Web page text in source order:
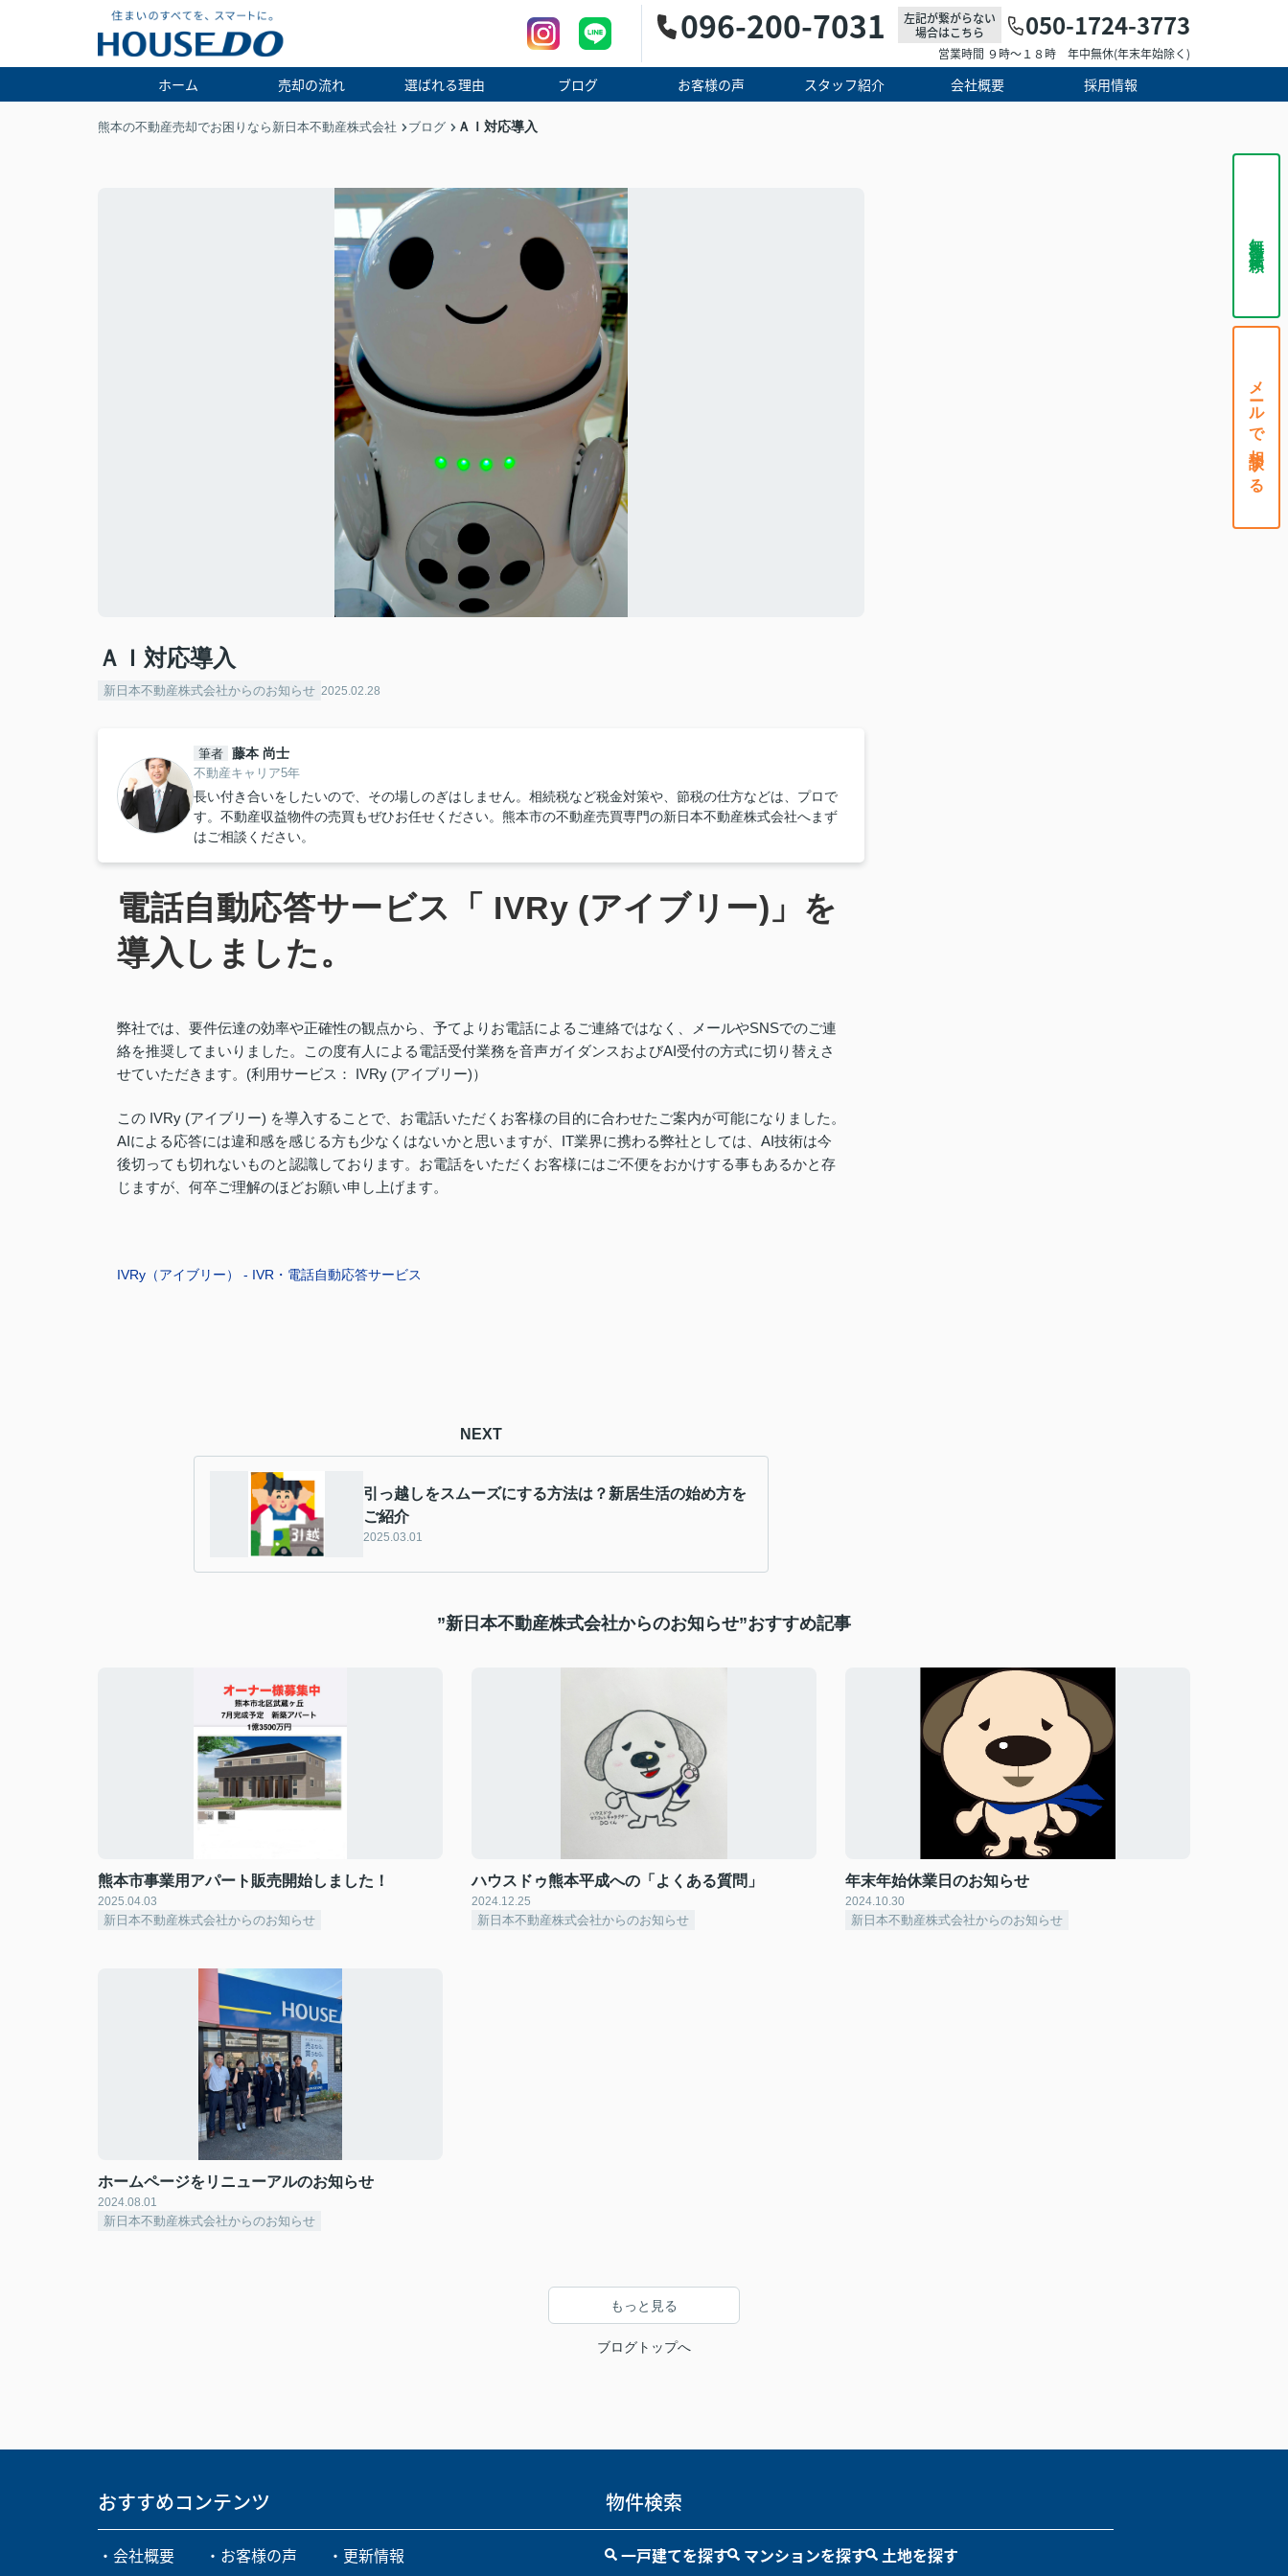
096-200-7031
左記が繋がらない
場合はこちら
050-1724-3773
営業時間 ９時～１８時 年中無休(年末年始除く)
ホーム 売却の流れ 選ばれる理由 ブログ お客様の声 スタッフ紹介 会社概要 採用情報
無料査定依頼
メールで相談する
熊本の不動産売却でお困りなら新日本不動産株式会社 ブログ ＡＩ対応導入
ＡＩ対応導入
新日本不動産株式会社からのお知らせ 2025.02.28
筆者 藤本 尚士
不動産キャリア5年
長い付き合いをしたいので、その場しのぎはしません。相続税など税金対策や、節税の仕方などは、プロで
す。不動産収益物件の売買もぜひお任せください。熊本市の不動産売買専門の新日本不動産株式会社へまず
はご相談ください。
電話自動応答サービス「 IVRy (アイブリー)」を
導入しました。
弊社では、要件伝達の効率や正確性の観点から、予てよりお電話によるご連絡ではなく、メールやSNSでのご連
絡を推奨してまいりました。この度有人による電話受付業務を音声ガイダンスおよびAI受付の方式に切り替えさ
せていただきます。(利用サービス： IVRy (アイブリー)）
この IVRy (アイブリー) を導入することで、お電話いただくお客様の目的に合わせたご案内が可能になりました。
AIによる応答には違和感を感じる方も少なくはないかと思いますが、IT業界に携わる弊社としては、AI技術は今
後切っても切れないものと認識しております。お電話をいただくお客様にはご不便をおかけする事もあるかと存
じますが、何卒ご理解のほどお願い申し上げます。
IVRy（アイブリー） - IVR・電話自動応答サービス
NEXT
引っ越しをスムーズにする方法は？新居生活の始め方を
ご紹介
2025.03.01
”新日本不動産株式会社からのお知らせ”おすすめ記事
熊本市事業用アパート販売開始しました！
2025.04.03
新日本不動産株式会社からのお知らせ
ハウスドゥ熊本平成への「よくある質問」
2024.12.25
新日本不動産株式会社からのお知らせ
年末年始休業日のお知らせ
2024.10.30
新日本不動産株式会社からのお知らせ
ホームページをリニューアルのお知らせ
2024.08.01
新日本不動産株式会社からのお知らせ
もっと見る
ブログトップへ
おすすめコンテンツ
・会社概要
・お客様の声
・更新情報
物件検索
一戸建てを探す
マンションを探す
土地を探す